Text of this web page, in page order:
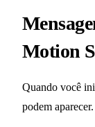
Motion
Quando você
podem aparecer.